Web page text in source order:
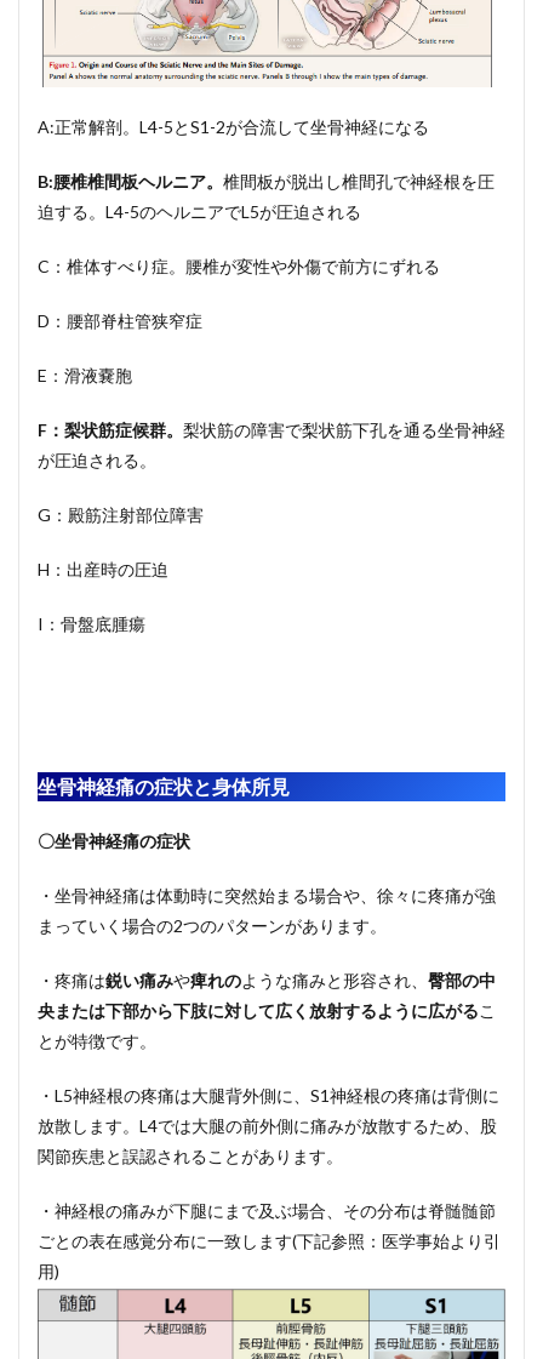
A:正常解剖。L4-5とS1-2が合流して坐骨神経になる
B:腰椎椎間板ヘルニア。 椎間板が脱出し椎間孔で神経根を圧
迫する。L4-5のヘルニアでL5が圧迫される
C：椎体すべり症。腰椎が変性や外傷で前方にずれる
D：腰部脊柱管狭窄症
E：滑液嚢胞
F ：梨状筋症候群。 梨状筋の障害で梨状筋下孔を通る坐骨神経
が圧迫される。
G：殿筋注射部位障害
H：出産時の圧迫
I：骨盤底腫瘍
坐骨神経痛の症状と身体所見
〇坐骨神経痛の症状
・坐骨神経痛は体動時に突然始まる場合や、徐々に疼痛が強
まっていく場合の2つのパターンがあります。
・疼痛は鋭い痛みや痺れのような痛みと形容され、 臀部の中
央または下部から下肢に対して広く放射するように広がるこ
とが特徴です。
・L5神経根の疼痛は大腿背外側に、S1神経根の疼痛は背側に
放散します。L4では大腿の前外側に痛みが放散するため、股
関節疾患と誤認されることがあります。
・神経根の痛みが下腿にまで及ぶ場合、その分布は脊髄髄節
ごとの表在感覚分布に一致します(下記参照：医学事始より引
用)